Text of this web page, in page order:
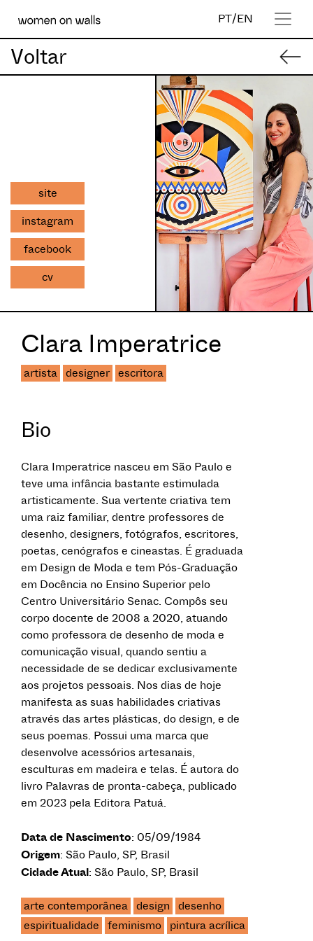
PT/EN
Voltar
site
instagram
facebook
cv
Clara Imperatrice
artista designer escritora
Bio
Clara Imperatrice nasceu em São Paulo e
teve uma infância bastante estimulada
artisticamente. Sua vertente criativa tem
uma raiz familiar, dentre professores de
desenho, designers, fotógrafos, escritores,
poetas, cenógrafos e cineastas. É graduada
em Design de Moda e tem Pós-Graduação
em Docência no Ensino Superior pelo
Centro Universitário Senac. Compôs seu
corpo docente de 2008 a 2020, atuando
como professora de desenho de moda e
comunicação visual, quando sentiu a
necessidade de se dedicar exclusivamente
aos projetos pessoais. Nos dias de hoje
manifesta as suas habilidades criativas
através das artes plásticas, do design, e de
seus poemas. Possui uma marca que
desenvolve acessórios artesanais,
esculturas em madeira e telas. É autora do
livro Palavras de pronta-cabeça, publicado
em 2023 pela Editora Patuá.
Data de Nascimento: 05/09/1984
Origem: São Paulo, SP, Brasil
Cidade Atual: São Paulo, SP, Brasil
arte contemporânea design
desenho
espiritualidade
feminismo pintura acrílica